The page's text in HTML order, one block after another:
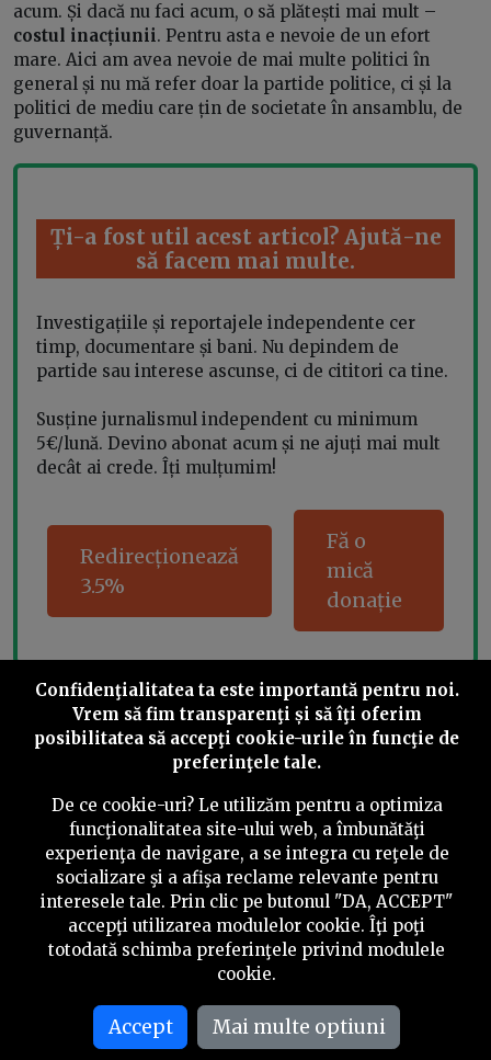
acum. Și dacă nu faci acum, o să plătești mai mult –
costul inacțiunii. Pentru asta e nevoie de un efort
mare. Aici am avea nevoie de mai multe politici în
general și nu mă refer doar la partide politice, ci și la
politici de mediu care țin de societate în ansamblu, de
guvernanță.
Ți-a fost util acest articol? Ajută-ne
să facem mai multe.
Investigațiile și reportajele independente cer
timp, documentare și bani. Nu depindem de
partide sau interese ascunse, ci de cititori ca tine.
Susține jurnalismul independent cu minimum
5€/lună. Devino abonat acum și ne ajuți mai mult
decât ai crede. Îți mulțumim!
Redirecționează
3.5%
Fă o
mică
donație
Share this
©2026 PressOne.ro
Newslettere Despre noi Politica editorială
Politica de verificare a conținutuluiContact
Termeni și condiții
Confidenţialitatea ta este importantă pentru noi.
Vrem să fim transparenţi și să îţi oferim
posibilitatea să accepţi cookie-urile în funcţie de
preferinţele tale.
De ce cookie-uri? Le utilizăm pentru a optimiza
funcţionalitatea site-ului web, a îmbunătăţi
experienţa de navigare, a se integra cu reţele de
socializare şi a afişa reclame relevante pentru
interesele tale. Prin clic pe butonul "DA, ACCEPT"
accepţi utilizarea modulelor cookie. Îţi poţi
totodată schimba preferinţele privind modulele
cookie.
Accept Mai multe optiuni